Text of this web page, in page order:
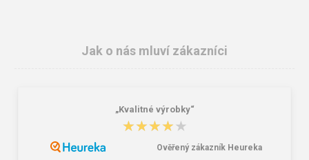
Jak o nás mluví zákazníci
„Kvalitné výrobky“
★★★★★
★★★★★
Ověřený zákazník Heureka